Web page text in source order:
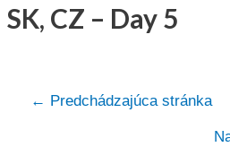
SK, CZ – Day 5
Stránkovanie
← Predchádzajúca stránka